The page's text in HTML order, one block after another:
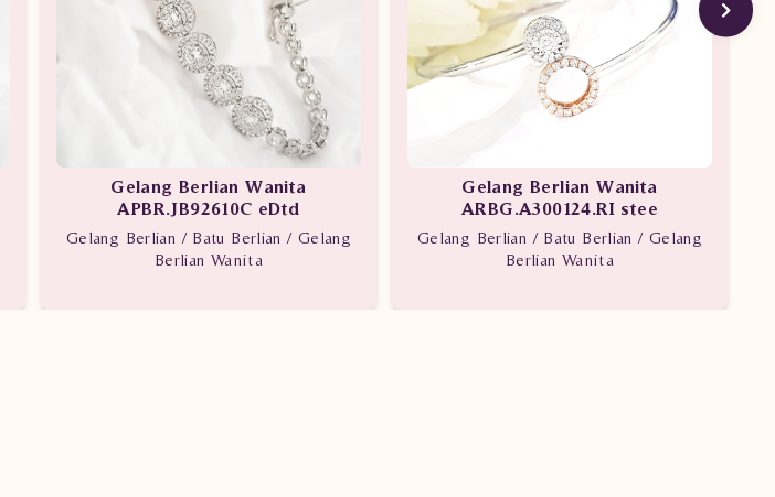
Gelang Berlian Wanita
APBR.JB92610C eDtd
Gelang Berlian / Batu Berlian / Gelang
Berlian Wanita
Gelang Berlian Wanita
ARBG.A300124.RI stee
Gelang Berlian / Batu Berlian / Gelang
Berlian Wanita